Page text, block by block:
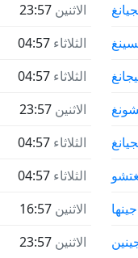
الاثنين 23:57
الثلاثاء 04:57
الثلاثاء 04:57
الاثنين 23:57
الثلاثاء 04:57
الثلاثاء 04:57
الاثنين 16:57
الاثنين 23:57
جينها